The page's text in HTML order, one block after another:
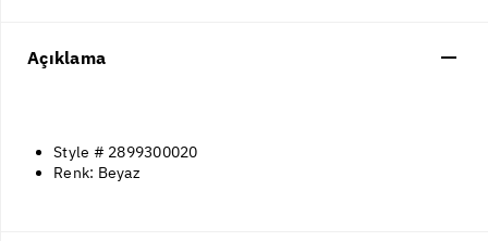
Açıklama
Style # 2899300020
Renk: Beyaz